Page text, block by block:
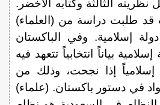
نظريته الثالثة وكتابه الأخضر.
قد طلبت دراسة من (العلماء)
إسلامية. وفي الباكستان
بياناً انتخابياً تتعهد فيه
إسلامياً إذا نجحت، وذلك من
في دستور باكستان. (علماء)